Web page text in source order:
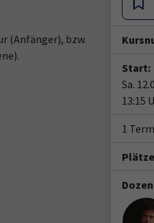
(Anfänger), bzw.
Start:
Sa.
13:15
1